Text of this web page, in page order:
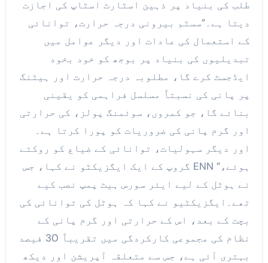
طلب کی بنیاد پر ذہین اسٹارٹ اسٹاپ کی اجازت
دیتا ہے۔”سسٹم بیرونی درجہ حرارت، توانائی
کے استعمال کی عادات اور دیگر عوامل میں
تبدیلیوں کی بنیاد پر بوجھ کو خود بخود
ایڈجسٹ کرے گا، مطلوبہ درجہ حرارت اور ہیٹنگ
پر پانی کی نسبتاً مسلسل فراہمی کو یقینی
بنائے گا، جو کمروں، سوئمنگ پولز، کی حرارتی
اور گرم پانی کی ضروریات کو پورا کرتا ہے۔
اور دیگر سہولیات، توانائی کے ضیاع کو روکتے
ہوئے،” ENN گروپ کے ایک ایگزیکٹو نے کہا، جس
نے ہوٹل کے لیے ایئر سورس ہیٹ پمپ نصب کیے
تھے۔ایگزیکٹیو نے کہا کہ ہوٹل کی توانائی کی
بچت کے بعد، اس کے حرارتی اور گرم پانی کے
نظام کی مجموعی کارکردگی میں تقریباً 30 فیصد
بہتری آئی ہے، جس سے متعلقہ آپریشن اور دیکھ